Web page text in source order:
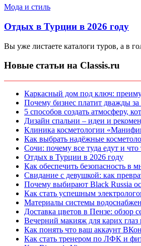
Мода и стиль
Отдых в Турции в 2026 году
Вы уже листаете каталоги туров, а в
Новые статьи на Classis.ru
Каркасный дом под ключ:
Почему бизнес платит дважды
5 способов создать атмосферу,
Дизайн спальни – идеи и
Клиника косметологии
Как выбрать надёжные
Сочи: почему все туда едут и что
Отдых в Турции в 2026 году
Как обеспечить безопасность в
Свидание с девушкой: как
Почему выбирают Black Russia
Как стать успешным
Материалы системы
Доставка цветов в Пензе: обзор
Вечерний макияж для карих глаз
Как понять что ваш аккаунт
Как стать тренером по ЛФК и